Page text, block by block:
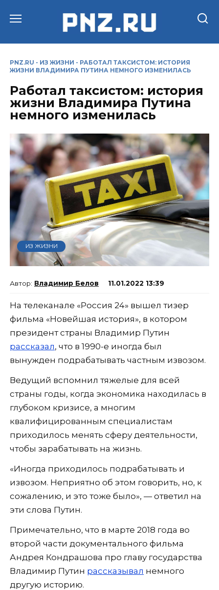
PNZ.RU - ИЗ ЖИЗНИ - РАБОТАЛ ТАКСИСТОМ: ИСТОРИЯ
ЖИЗНИ ВЛАДИМИРА ПУТИНА НЕМНОГО ИЗМЕНИЛАСЬ
Работал таксистом: история
жизни Владимира Путина
немного изменилась
ИЗ ЖИЗНИ
Владимир Белов 11.01.2022 13:39
На телеканале «Россия 24» вышел тизер
фильма «Новейшая история», в котором
президент страны Владимир Путин
рассказал, что в 1990-е иногда был
вынужден подрабатывать частным извозом.
Ведущий вспомнил тяжелые для всей
страны годы, когда экономика находилась в
глубоком кризисе, а многим
квалифицированным специалистам
приходилось менять сферу деятельности,
чтобы зарабатывать на жизнь.
«Иногда приходилось подрабатывать и
извозом. Неприятно об этом говорить, но, к
сожалению, и это тоже было», — ответил на
эти слова Путин.
Примечательно, что в марте 2018 года во
второй части документального фильма
Андрея Кондрашова про главу государства
Владимир Путин рассказывал немного
другую историю.